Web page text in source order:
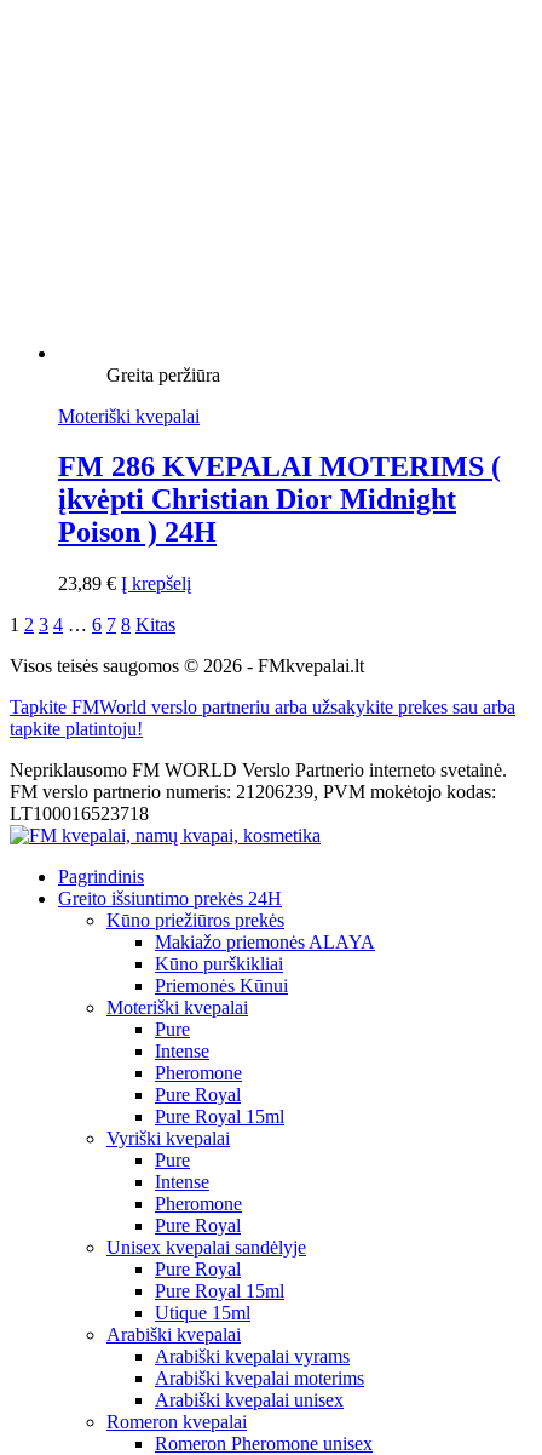
Greita peržiūra
Moteriški kvepalai
FM 286 KVEPALAI MOTERIMS (
įkvėpti Christian Dior Midnight
Poison ) 24H
23,89 € Į krepšelį
1 2 3 4 … 6 7 8 Kitas
Visos teisės saugomos © 2026 - FMkvepalai.lt
Tapkite FMWorld verslo partneriu arba užsakykite prekes sau arba
tapkite platintoju!
Nepriklausomo FM WORLD Verslo Partnerio interneto svetainė.
FM verslo partnerio numeris: 21206239, PVM mokėtojo kodas:
LT100016523718
Pagrindinis
Greito išsiuntimo prekės 24H
Kūno priežiūros prekės
Makiažo priemonės ALAYA
Kūno purškikliai
Priemonės Kūnui
Moteriški kvepalai
Pure
Intense
Pheromone
Pure Royal
Pure Royal 15ml
Vyriški kvepalai
Pure
Intense
Pheromone
Pure Royal
Unisex kvepalai sandėlyje
Pure Royal
Pure Royal 15ml
Utique 15ml
Arabiški kvepalai
Arabiški kvepalai vyrams
Arabiški kvepalai moterims
Arabiški kvepalai unisex
Romeron kvepalai
Romeron Pheromone unisex